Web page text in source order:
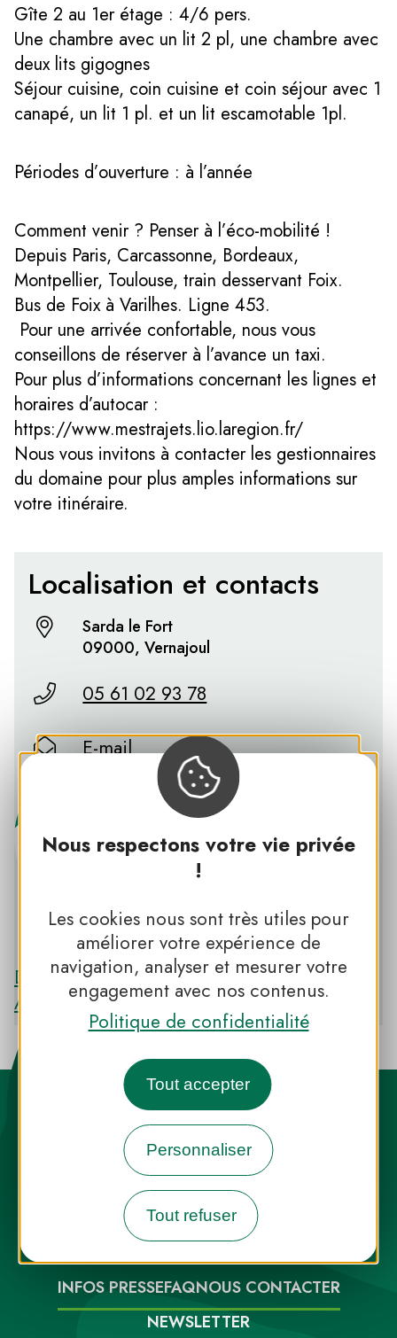
Nous respectons votre vie privée
!
Les cookies nous sont très utiles pour
améliorer votre expérience de
navigation, analyser et mesurer votre
engagement avec nos contenus.
Politique de confidentialité
Tout accepter
Personnaliser
Tout refuser
Gîte 2 au 1er étage : 4/6 pers.
Une chambre avec un lit 2 pl, une chambre avec
deux lits gigognes
Séjour cuisine, coin cuisine et coin séjour avec 1
canapé, un lit 1 pl. et un lit escamotable 1pl.
Périodes d’ouverture : à l’année
Comment venir ? Penser à l’éco-mobilité !
Depuis Paris, Carcassonne, Bordeaux,
Montpellier, Toulouse, train desservant Foix.
Bus de Foix à Varilhes. Ligne 453.
Pour une arrivée confortable, nous vous
conseillons de réserver à l’avance un taxi.
Pour plus d’informations concernant les lignes et
horaires d’autocar :
https://www.mestrajets.lio.laregion.fr/
Nous vous invitons à contacter les gestionnaires
du domaine pour plus amples informations sur
votre itinéraire.
Localisation et contacts
Sarda le Fort
09000, Vernajoul
05 61 02 93 78
E-mail
PNR DES PYRÉNÉES ARIÉGEOISES
Découvrir le PNR DES PYRÉNÉES
ARIÉGEOISES
Destination Parcs, de l’inspiration en
toute saison
INFOS PRESSEFAQNOUS CONTACTER
NEWSLETTER